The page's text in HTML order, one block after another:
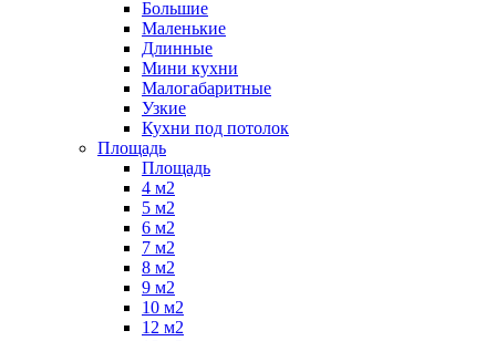
Большие
Маленькие
Длинные
Мини кухни
Малогабаритные
Узкие
Кухни под потолок
Площадь
Площадь
4 м2
5 м2
6 м2
7 м2
8 м2
9 м2
10 м2
12 м2